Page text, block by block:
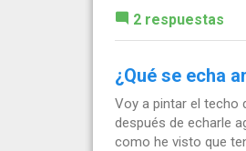
2 respuestas
¿Qué se echa
Voy a pintar el techo
después de echarle
como he visto que